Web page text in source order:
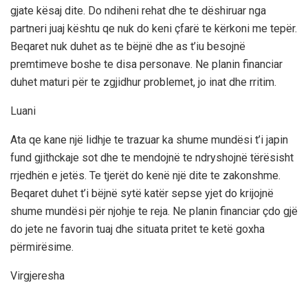
gjate kësaj dite. Do ndiheni rehat dhe te dëshiruar nga
partneri juaj kështu qe nuk do keni çfarë te kërkoni me tepër.
Beqaret nuk duhet as te bëjnë dhe as t’iu besojnë
premtimeve boshe te disa personave. Ne planin financiar
duhet maturi për te zgjidhur problemet, jo inat dhe rritim.
Luani
Ata qe kane një lidhje te trazuar ka shume mundësi t’i japin
fund gjithckaje sot dhe te mendojnë te ndryshojnë tërësisht
rrjedhën e jetës. Te tjerët do kenë një dite te zakonshme.
Beqaret duhet t’i bëjnë sytë katër sepse yjet do krijojnë
shume mundësi për njohje te reja. Ne planin financiar çdo gjë
do jete ne favorin tuaj dhe situata pritet te ketë goxha
përmirësime.
Virgjeresha